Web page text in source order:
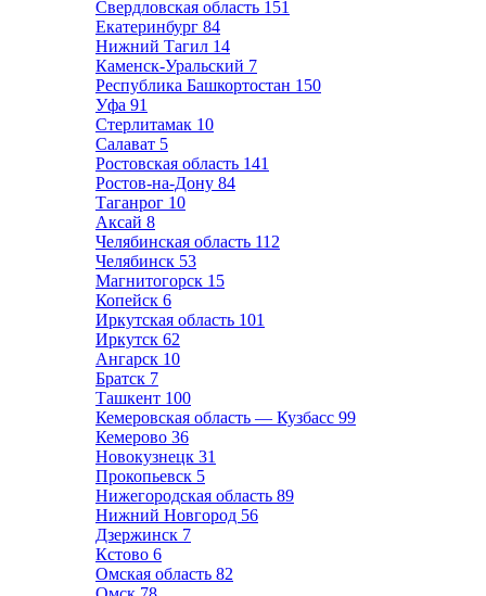
Свердловская область 151
Екатеринбург 84
Нижний Тагил 14
Каменск-Уральский 7
Республика Башкортостан 150
Уфа 91
Стерлитамак 10
Салават 5
Ростовская область 141
Ростов-на-Дону 84
Таганрог 10
Аксай 8
Челябинская область 112
Челябинск 53
Магнитогорск 15
Копейск 6
Иркутская область 101
Иркутск 62
Ангарск 10
Братск 7
Ташкент 100
Кемеровская область — Кузбасс 99
Кемерово 36
Новокузнецк 31
Прокопьевск 5
Нижегородская область 89
Нижний Новгород 56
Дзержинск 7
Кстово 6
Омская область 82